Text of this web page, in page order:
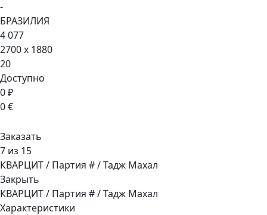
-
БРАЗИЛИЯ
4 077
2700 x 1880
20
Доступно
0 ₽
0 €
Заказать
7 из 15
КВАРЦИТ / Партия # / Тадж Махал
Закрыть
КВАРЦИТ / Партия # / Тадж Махал
Характеристики